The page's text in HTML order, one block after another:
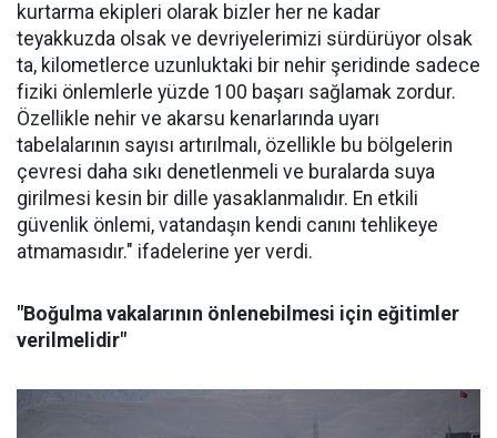
kurtarma ekipleri olarak bizler her ne kadar
teyakkuzda olsak ve devriyelerimizi sürdürüyor olsak
ta, kilometlerce uzunluktaki bir nehir şeridinde sadece
fiziki önlemlerle yüzde 100 başarı sağlamak zordur.
Özellikle nehir ve akarsu kenarlarında uyarı
tabelalarının sayısı artırılmalı, özellikle bu bölgelerin
çevresi daha sıkı denetlenmeli ve buralarda suya
girilmesi kesin bir dille yasaklanmalıdır. En etkili
güvenlik önlemi, vatandaşın kendi canını tehlikeye
atmamasıdır." ifadelerine yer verdi.
"Boğulma vakalarının önlenebilmesi için eğitimler
verilmelidir"